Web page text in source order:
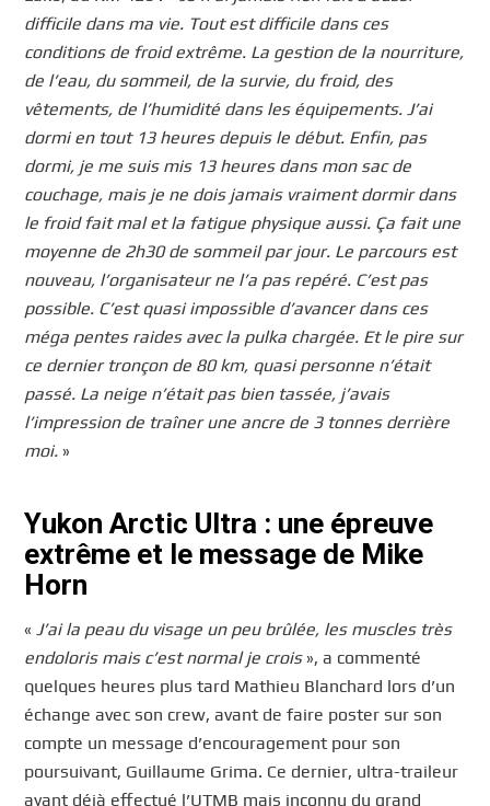
difficile dans ma vie. Tout est difficile dans ces
conditions de froid extrême. La gestion de la nourriture,
de l’eau, du sommeil, de la survie, du froid, des
vêtements, de l’humidité dans les équipements. J’ai
dormi en tout 13 heures depuis le début. Enfin, pas
dormi, je me suis mis 13 heures dans mon sac de
couchage, mais je ne dois jamais vraiment dormir dans
le froid fait mal et la fatigue physique aussi. Ça fait une
moyenne de 2h30 de sommeil par jour. Le parcours est
nouveau, l’organisateur ne l’a pas repéré. C’est pas
possible. C’est quasi impossible d’avancer dans ces
méga pentes raides avec la pulka chargée. Et le pire sur
ce dernier tronçon de 80 km, quasi personne n’était
passé. La neige n’était pas bien tassée, j’avais
l’impression de traîner une ancre de 3 tonnes derrière
moi.»
Yukon Arctic Ultra : une épreuve
extrême et le message de Mike
Horn
« J’ai la peau du visage un peu brûlée, les muscles très
endoloris mais c’est normal je crois», a commenté
quelques heures plus tard Mathieu Blanchard lors d’un
échange avec son crew, avant de faire poster sur son
compte un message d’encouragement pour son
poursuivant, Guillaume Grima. Ce dernier, ultra-traileur
ayant déjà effectué l’UTMB mais inconnu du grand